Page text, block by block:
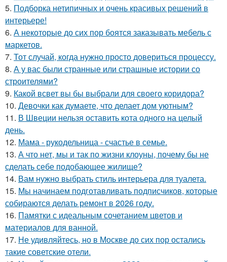
5. Подборка нетипичных и очень красивых решений в
интерьере!
6. А некоторые до сих пор боятся заказывать мебель с
маркетов.
7. Тот случай, когда нужно просто довериться процессу.
8. А у вас были странные или страшные истории со
строителями?
9. Какой всвет вы бы выбрали для своего коридора?
10. Девочки как думаете, что делает дом уютным?
11. В Швеции нельзя оставить кота одного на целый
день.
12. Мама - рукодельница - счастье в семье.
13. А что нет, мы и так по жизни клоуны, почему бы не
сделать себе подобающее жилище?
14. Вам нужно выбрать стиль интерьера для туалета.
15. Мы начинаем подготавливать подписчиков, которые
собираются делать ремонт в 2026 году.
16. Памятки с идеальным сочетанием цветов и
материалов для ванной.
17. Не удивляйтесь, но в Москве до сих пор остались
такие советские отели.